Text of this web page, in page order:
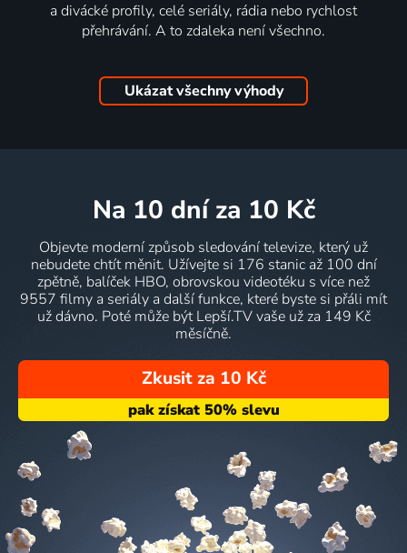
a divácké profily, celé seriály, rádia nebo rychlost
přehrávání. A to zdaleka není všechno.
Ukázat všechny výhody
na 10 dní za 10 Kč
Objevte moderní způsob sledování televize, který už
nebudete chtít měnit. Užívejte si 176 stanic až 100 dní
zpětně, balíček HBO, obrovskou videotéku s více než
9557 filmy a seriály a další funkce, které byste si přáli mít
už dávno. Poté může být Lepší.TV vaše už za 149 Kč
měsíčně.
Zkusit za 10 Kč